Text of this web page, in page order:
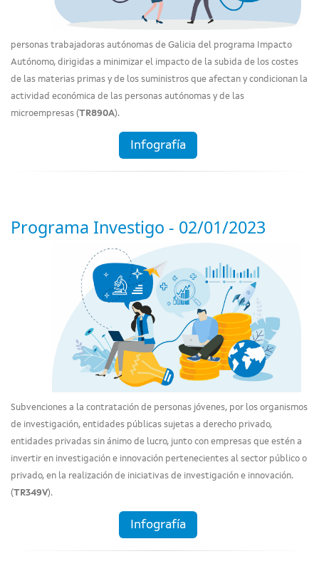
personas trabajadoras autónomas de Galicia del programa Impacto
Autónomo, dirigidas a minimizar el impacto de la subida de los costes
de las materias primas y de los suministros que afectan y condicionan la
actividad económica de las personas autónomas y de las
microempresas (TR890A).
Infografía
Programa Investigo - 02/01/2023
Subvenciones a la contratación de personas jóvenes, por los organismos
de investigación, entidades públicas sujetas a derecho privado,
entidades privadas sin ánimo de lucro, junto con empresas que estén a
invertir en investigación e innovación pertenecientes al sector público o
privado, en la realización de iniciativas de investigación e innovación.
(TR349V).
Infografía